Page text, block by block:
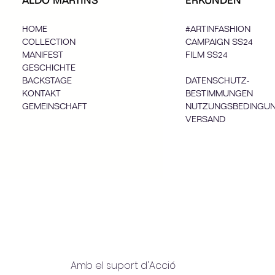
HOME
COLLECTION
MANIFEST
GESCHICHTE
BACKSTAGE
KONTAKT
GEMEINSCHAFT
#ARTINFASHION
CAMPAIGN SS24
FILM SS24
DATENSCHUTZ-
BESTIMMUNGEN
VERSAND
Amb el suport d'Acció